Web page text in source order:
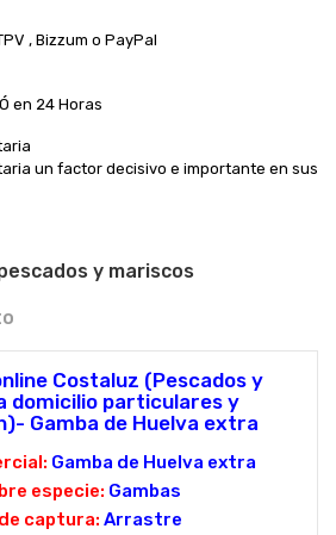
, Bizzum o PayPal
en 24 Horas
un factor decisivo e importante en sus
y mariscos
Costaluz (Pescados y
domicilio particulares y
Gamba de Huelva extra
Gamba de Huelva extra
especie: Gambas
captura: Arrastre